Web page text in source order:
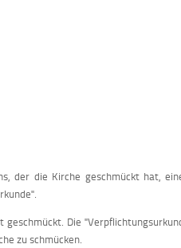
der die Kirche geschmückt hat,
Die
zu schmücken.